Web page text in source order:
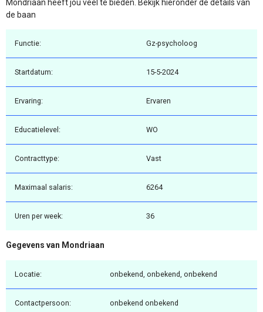
Mondriaan heeft jou veel te bieden. Bekijk hieronder de details van
de baan
Functie: Gz-psycholoog
Startdatum: 15-5-2024
Ervaring: Ervaren
Educatielevel: WO
Contracttype: Vast
Maximaal salaris: 6264
Uren per week: 36
Gegevens van Mondriaan
Locatie: onbekend, onbekend, onbekend
Contactpersoon: onbekend onbekend